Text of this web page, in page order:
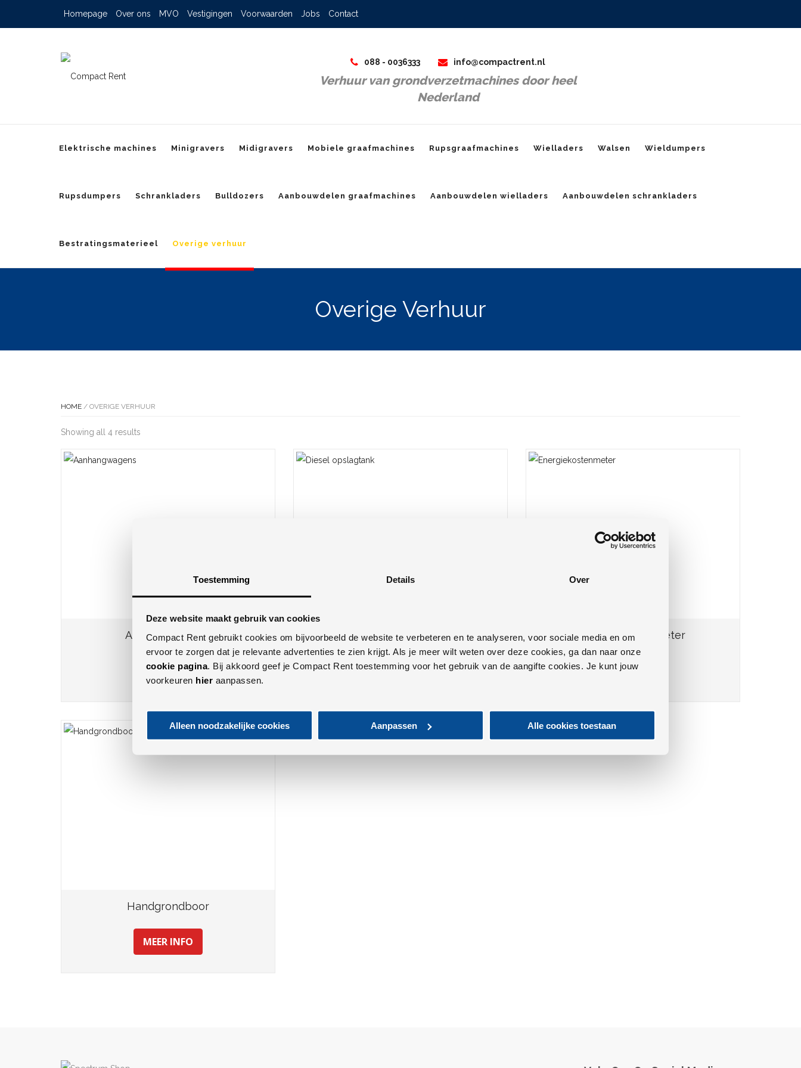
Toestemming Details Over
Deze website maakt gebruik van cookies
Compact Rent gebruikt cookies om bijvoorbeeld de website te verbeteren en te analyseren, voor sociale media en om
ervoor te zorgen dat je relevante advertenties te zien krijgt. Als je meer wilt weten over deze cookies, ga dan naar onze
cookie pagina . Bij akkoord geef je Compact Rent toestemming voor het gebruik van de aangifte cookies. Je kunt jouw
voorkeuren hier aanpassen.
Alleen noodzakelijke cookies Aanpassen Alle cookies toestaan
Homepage Over ons MVO Vestigingen Voorwaarden Jobs Contact
088 - 0036333 info@compactrent.nl
Verhuur van grondverzetmachines door heel
Nederland
Elektrische machines Minigravers Midigravers Mobiele graafmachines Rupsgraafmachines Wielladers Walsen Wieldumpers
Rupsdumpers Schrankladers Bulldozers Aanbouwdelen graafmachines Aanbouwdelen wielladers Aanbouwdelen schrankladers
Bestratingsmaterieel Overige verhuur
Overige Verhuur
HOME / OVERIGE VERHUUR
Showing all 4 results
Aanhangwagens
MEER INFO
Diesel opslagtank
MEER INFO
Energiekostenmeter
MEER INFO
Handgrondboor
MEER INFO